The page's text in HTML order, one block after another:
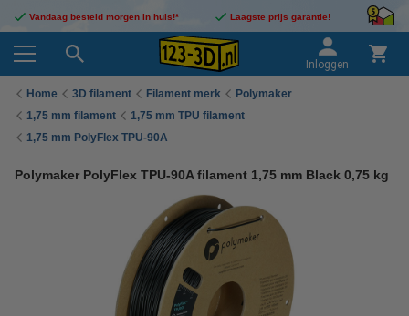
Vandaag besteld morgen in huis!* Laagste prijs garantie!
Inloggen
Home 3D filament Filament merk
Polymaker
1,75 mm filament
1,75 mm TPU filament
1,75 mm PolyFlex TPU-90A
Polymaker PolyFlex TPU-90A filament 1,75 mm Black 0,75 kg